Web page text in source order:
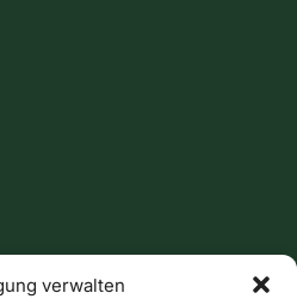
verwalten